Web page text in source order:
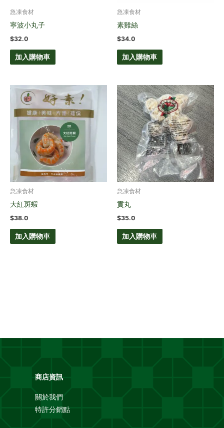
急凍食材
寧波小丸子
$32.0
加入購物車
急凍食材
素雞絲
$34.0
加入購物車
急凍食材
大紅斑蝦
$38.0
加入購物車
急凍食材
貢丸
$35.0
加入購物車
商店資訊
關於我們
特許分銷點